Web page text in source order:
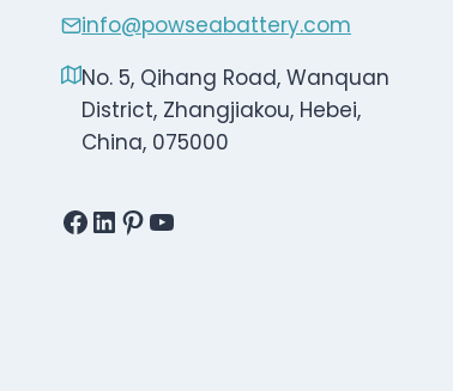
info@powseabattery.com
No. 5, Qihang Road, Wanquan
District, Zhangjiakou, Hebei,
China, 075000
Facebook
LinkedIn
Pinterest
YouTube